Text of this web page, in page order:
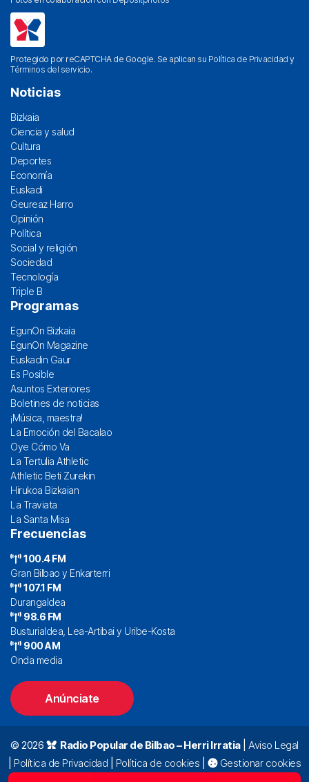
Protegido por reCAPTCHA de Google. Se aplican su Política de Privacidad y
Términos del servicio.
Noticias
Bizkaia
Ciencia y salud
Cultura
Deportes
Economía
Euskadi
Geureaz Harro
Opinión
Política
Social y religión
Sociedad
Tecnología
Triple B
Programas
EgunOn Bizkaia
EgunOn Magazine
Euskadin Gaur
Es Posible
Asuntos Exteriores
Boletines de noticias
¡Música, maestra!
La Emoción del Bacalao
Oye Cómo Va
La Tertulia Athletic
Athletic Beti Zurekin
Hirukoa Bizkaian
La Traviata
La Santa Misa
Frecuencias
100.4 FM
Gran Bilbao y Enkarterri
107.1 FM
Durangaldea
98.6 FM
Busturialdea, Lea-Artibai y Uribe-Kosta
900 AM
Onda media
Anúnciate
© 2026 Radio Popular de Bilbao – Herri Irratia| Aviso Legal
Política de Privacidad Política de cookies
Gestionar cookies